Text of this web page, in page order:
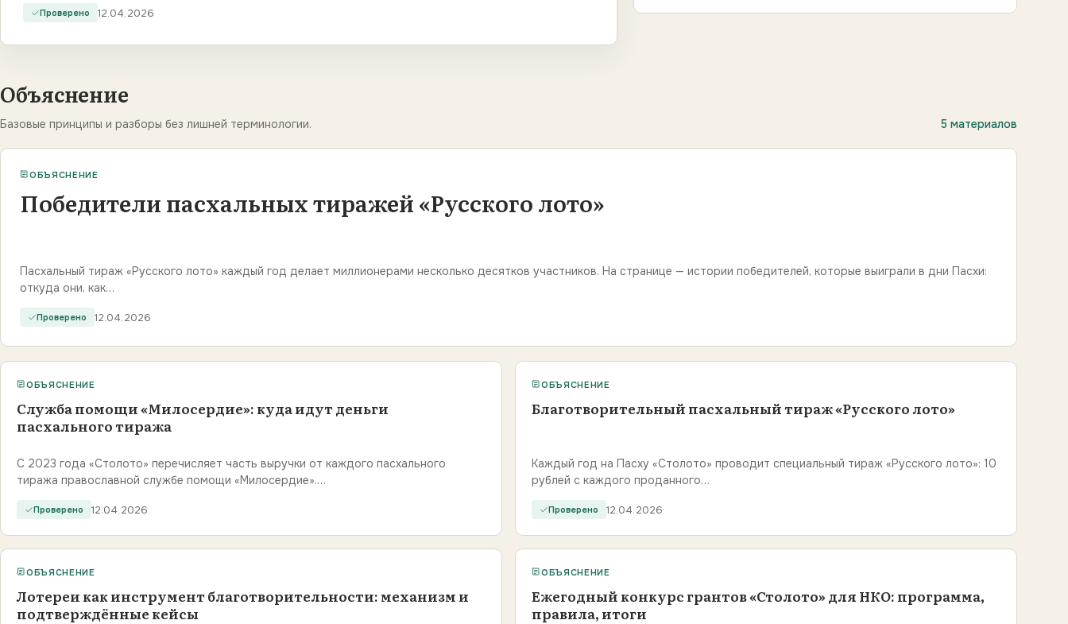
Проверено 12.04.2026
Объяснение
Базовые принципы и разборы без лишней терминологии. 5 материалов
ОБЪЯСНЕНИЕ
Победители пасхальных тиражей «Русского лото»
Пасхальный тираж «Русского лото» каждый год делает миллионерами несколько десятков участников. На странице — истории победителей, которые выиграли в дни Пасхи:
откуда они, как…
Проверено 12.04.2026
ОБЪЯСНЕНИЕ
Служба помощи «Милосердие»: куда идут деньги
пасхального тиража
С 2023 года «Столото» перечисляет часть выручки от каждого пасхального
тиража православной службе помощи «Милосердие».…
Проверено 12.04.2026
ОБЪЯСНЕНИЕ
Благотворительный пасхальный тираж «Русского лото»
Каждый год на Пасху «Столото» проводит специальный тираж «Русского лото»: 10
рублей с каждого проданного…
Проверено 12.04.2026
ОБЪЯСНЕНИЕ
Лотереи как инструмент благотворительности: механизм и
подтверждённые кейсы
ОБЪЯСНЕНИЕ
Ежегодный конкурс грантов «Столото» для НКО: программа,
правила, итоги